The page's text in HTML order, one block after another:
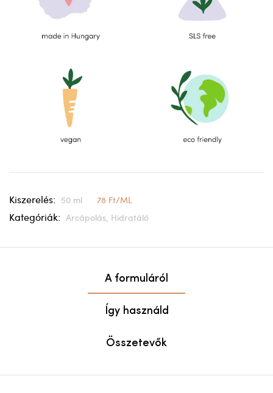
Kiszerelés: 50 ml 78 Ft/ML
Kategóriák: Arcápolás, Hidratáló
A formuláról
Így használd
Összetevők